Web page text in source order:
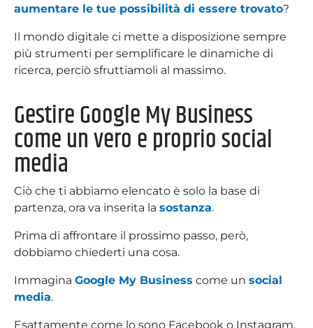
aumentare le tue possibilità di essere trovato?
Il mondo digitale ci mette a disposizione sempre
più strumenti per semplificare le dinamiche di
ricerca, perciò sfruttiamoli al massimo.
Gestire Google My Business
come un vero e proprio social
media
Ciò che ti abbiamo elencato è solo la base di
partenza, ora va inserita la sostanza.
Prima di affrontare il prossimo passo, però,
dobbiamo chiederti una cosa.
Immagina Google My Business come un social
media.
Esattamente come lo sono Facebook o Instagram,